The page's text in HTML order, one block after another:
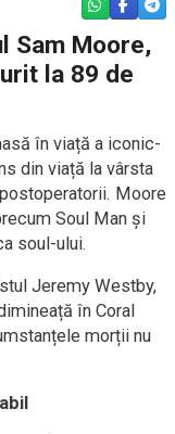
WHATSAPP
Sam Moore,
la 89 de
în viață a iconic-
din viață la vârsta
Moore
Soul Man și
soul-ului.
Jeremy Westby,
în Coral
morții nu